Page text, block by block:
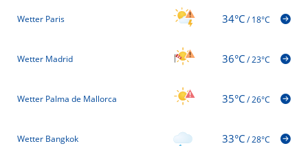
Wetter Paris 34°C/18°C
Wetter Madrid 36°C/23°C
Wetter Palma de Mallorca 35°C/26°C
Wetter Bangkok 33°C/28°C